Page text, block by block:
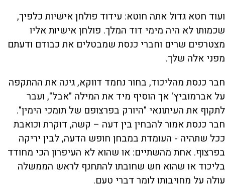
ועוד חטא גדול אתה חוטא: עידוד פולחן אישיות כלפיך,
שכמותו לא היה מימי דוד המלך. פולחן אישיות אליו
מצטרפים שרים וחברי כנסת שמבטלים את כבודם ודעתם
מפני אלה שלך.
חבר כנסת מהליכוד, בחור נחמד דווקא, גינה את ההתקפה
על אברמוביץ' אך הוסיף מיד את המילה "אבל", ועבר
לתקוף את העיתונאי "היורק בפרצופם של תומכי הימין".
חבר כנסת אמור להבחין בין דעה – קשה, דוקרת וכואבת
ככל שתהיה - העומדת במבחן חופש הדעה, לבין יריקה
בפרצוף. אחת מהשתיים: או שהוא לא העיפרון הכי מחודד
בליכוד או שהוא חש שחובתו להתחנף לראש הממשלה
עולה על מחויבותו לומר דברי טעם.